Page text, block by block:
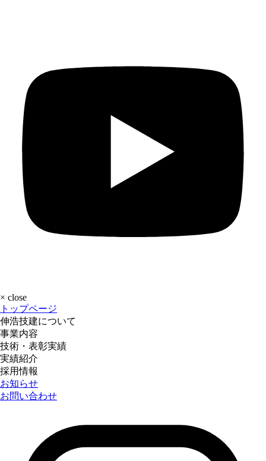
× close
トップページ
伸浩技建について
事業内容
技術・表彰実績
実績紹介
採用情報
お知らせ
お問い合わせ